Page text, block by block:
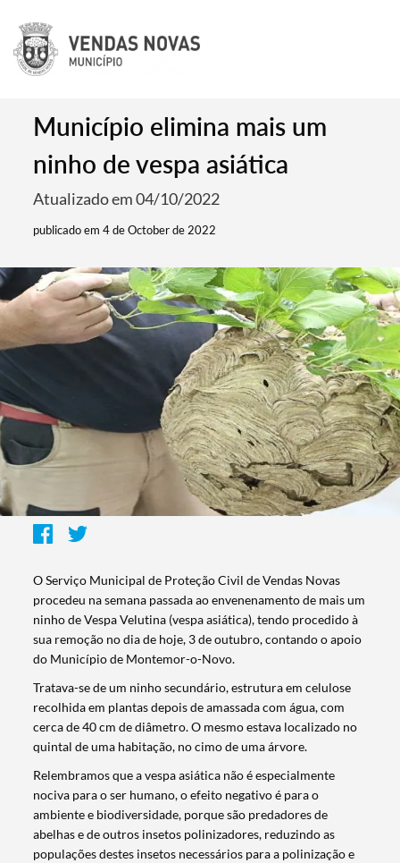
Município elimina mais um
ninho de vespa asiática
Atualizado em 04/10/2022
publicado em 4 de October de 2022
O Serviço Municipal de Proteção Civil de Vendas Novas
procedeu na semana passada ao envenenamento de mais um
ninho de Vespa Velutina (vespa asiática), tendo procedido à
sua remoção no dia de hoje, 3 de outubro, contando o apoio
do Município de Montemor-o-Novo.
Tratava-se de um ninho secundário, estrutura em celulose
recolhida em plantas depois de amassada com água, com
cerca de 40 cm de diâmetro. O mesmo estava localizado no
quintal de uma habitação, no cimo de uma árvore.
Relembramos que a vespa asiática não é especialmente
nociva para o ser humano, o efeito negativo é para o
ambiente e biodiversidade, porque são predadores de
abelhas e de outros insetos polinizadores, reduzindo as
populações destes insetos necessários para a polinização e